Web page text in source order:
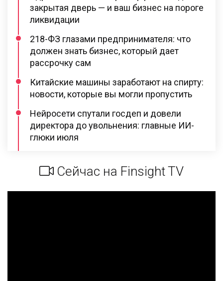
закрытая дверь — и ваш бизнес на пороге
ликвидации
218-ФЗ глазами предпринимателя: что
должен знать бизнес, который дает
рассрочку сам
Китайские машины заработают на спирту:
новости, которые вы могли пропустить
Нейросети спутали госдеп и довели
директора до увольнения: главные ИИ-
глюки июля
Сейчас на Finsight TV